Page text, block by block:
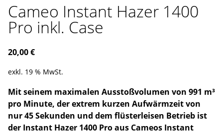
Cameo Instant Hazer 1400
Pro inkl. Case
20,00€
exkl. 19 % MwSt.
Mit seinem maximalen Ausstoßvolumen von 991 m³
pro Minute, der extrem kurzen Aufwärmzeit von
nur 45 Sekunden und dem flüsterleisen Betrieb ist
der Instant Hazer 1400 Pro aus Cameos Instant